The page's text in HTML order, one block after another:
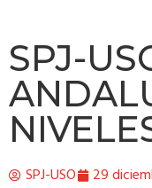
SPJ-
SPJ-USO 29